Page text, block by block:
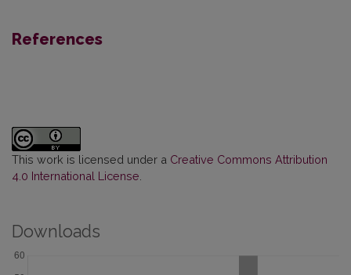
References
This work is licensed under a Creative Commons Attribution
4.0 International License
Downloads